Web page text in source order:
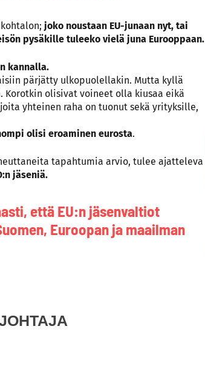
joko noustaan EU-junaan nyt, tai
pysäkille tuleeko vielä juna Eurooppaan.
kannalla.
pärjätty ulkopuolellakin. Mutta kyllä
Korotkin olisivat voineet olla kiusaa eikä
yhteinen raha on tuonut sekä yrityksille,
olisi eroaminen eurosta.
tapahtumia arvio, tulee ajatteleva
jäseniä.
että EU:n jäsenvaltiot
Euroopan ja maailman